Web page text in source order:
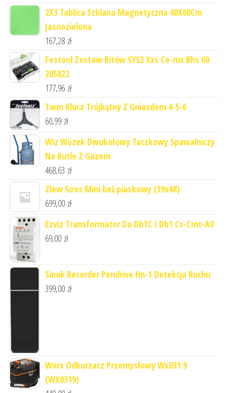
2X3 Tablica Szklana Magnetyczna 40X60Cm
Jasnozielona
167,28 zł
Festool Zestaw Bitów SYS3 Xxs Ce-mx Bhs 60
205822
177,96 zł
Twm Klucz Trójkątny Z Gniazdem 4-5-6
60,99 zł
Wiz Wózek Dwukołowy Taczkowy Spawalniczy
Na Butle Z Gazem
468,63 zł
Zlew Siros Mini beż piaskowy (39x48)
699,00 zł
Ezviz Transformator Do Db1C I Db1 Cs-Cmt-A0
69,00 zł
Sinok Recorder Pendrive Hn-1 Detekcja Ruchu
399,00 zł
Worx Odkurzacz Przemysłowy Wx031.9
(WX0319)